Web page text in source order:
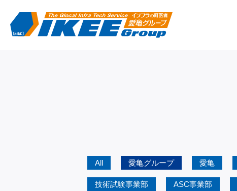
All 愛亀グループ 愛亀
技術試験事業部 ASC事業部